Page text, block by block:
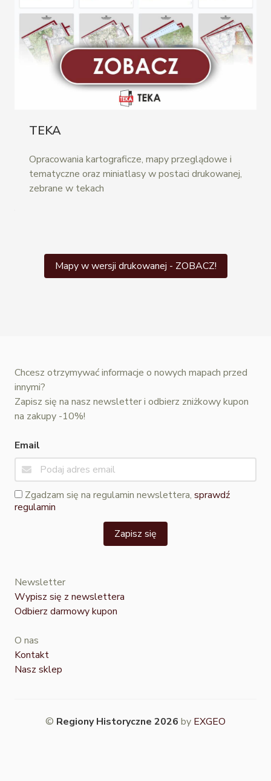
TEKA
Opracowania kartograficze, mapy przeglądowe i
tematyczne oraz miniatlasy w postaci drukowanej,
zebrane w tekach
Mapy w wersji drukowanej - ZOBACZ!
Chcesz otrzymywać informacje o nowych mapach przed
innymi?
Zapisz się na nasz newsletter i odbierz zniżkowy kupon
na zakupy -10%!
Email
Zgadzam się na regulamin newslettera, sprawdź
regulamin
Zapisz się
Newsletter
Wypisz się z newslettera
Odbierz darmowy kupon
O nas
Kontakt
Nasz sklep
© Regiony Historyczne 2026 by EXGEO